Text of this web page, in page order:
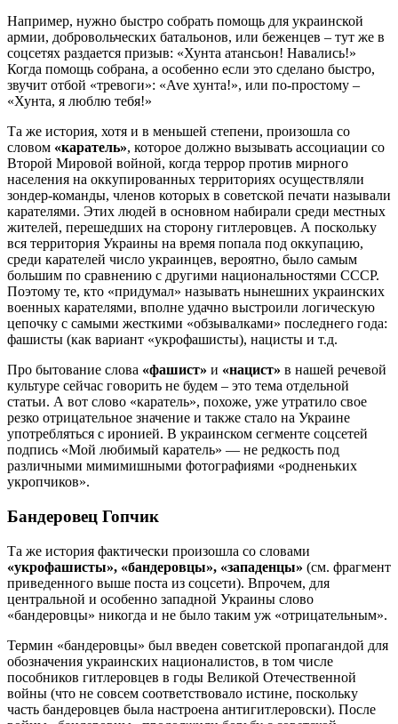
Например, нужно быстро собрать помощь для украинской
армии, добровольческих батальонов, или беженцев – тут же в
соцсетях раздается призыв: «Хунта атансьон! Навались!»
Когда помощь собрана, а особенно если это сделано быстро,
звучит отбой «тревоги»: «Ave хунта!», или по-простому –
«Хунта, я люблю тебя!»
Та же история, хотя и в меньшей степени, произошла со
словом «каратель», которое должно вызывать ассоциации со
Второй Мировой войной, когда террор против мирного
населения на оккупированных территориях осуществляли
зондер-команды, членов которых в советской печати называли
карателями. Этих людей в основном набирали среди местных
жителей, перешедших на сторону гитлеровцев. А поскольку
вся территория Украины на время попала под оккупацию,
среди карателей число украинцев, вероятно, было самым
большим по сравнению с другими национальностями СССР.
Поэтому те, кто «придумал» называть нынешних украинских
военных карателями, вполне удачно выстроили логическую
цепочку с самыми жесткими «обзывалками» последнего года:
фашисты (как вариант «укрофашисты), нацисты и т.д.
Про бытование слова «фашист» и «нацист» в нашей речевой
культуре сейчас говорить не будем – это тема отдельной
статьи. А вот слово «каратель», похоже, уже утратило свое
резко отрицательное значение и также стало на Украине
употребляться с иронией. В украинском сегменте соцсетей
подпись «Мой любимый каратель» — не редкость под
различными мимимишными фотографиями «родненьких
укропчиков».
Бандеровец Гопчик
Та же история фактически произошла со словами
«укрофашисты», «бандеровцы», «западенцы» (см. фрагмент
приведенного выше поста из соцсети). Впрочем, для
центральной и особенно западной Украины слово
«бандеровцы» никогда и не было таким уж «отрицательным».
Термин «бандеровцы» был введен советской пропагандой для
обозначения украинских националистов, в том числе
пособников гитлеровцев в годы Великой Отечественной
войны (что не совсем соответствовало истине, поскольку
часть бандеровцев была настроена антигитлеровски). После